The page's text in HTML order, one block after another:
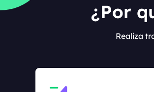
¿Por
Realiza